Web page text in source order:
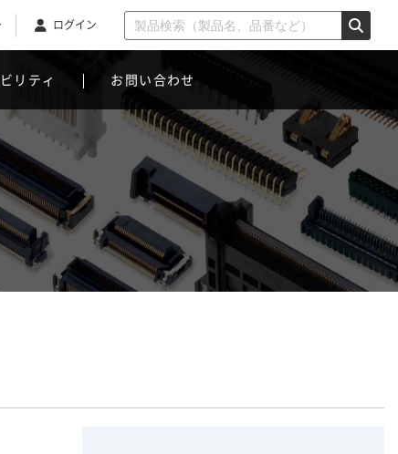
ログイン
リティ お問い合わせ